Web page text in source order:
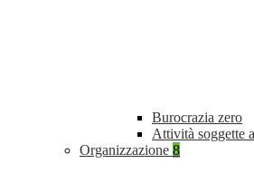
Burocrazia zero
Attività soggette
Organizzazione 8